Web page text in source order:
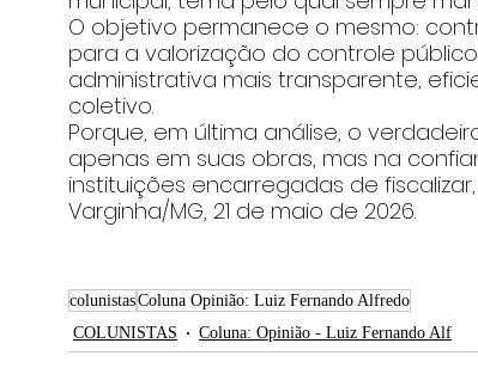
O objetivo permanece o mesmo:
para a valorização do controle
administrativa mais transparente,
coletivo.
Porque, em última análise, o
apenas em suas obras, mas na
instituições encarregadas de
Varginha/MG, 21 de maio de 2026.
colunistasColuna Opinião: Luiz Fernando Alfredo
COLUNISTAS
Coluna: Opinião - Luiz Fernando Alf